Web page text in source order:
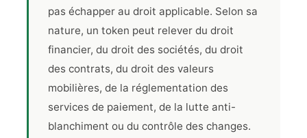
pas échapper au droit applicable. Selon sa
nature, un token peut relever du droit
financier, du droit des sociétés, du droit
des contrats, du droit des valeurs
mobilières, de la réglementation des
services de paiement, de la lutte anti-
blanchiment ou du contrôle des changes.